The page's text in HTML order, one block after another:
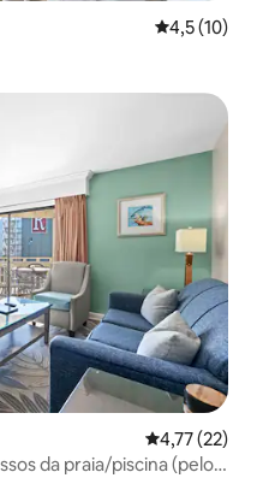
4,5 de uma
4,5 (10)
4,77 de uma
4,77 (22)
da praia/piscina (pelo